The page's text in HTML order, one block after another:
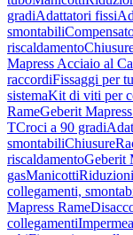
gradiAdattatori fissi
smontabili
riscaldamento
Mapress Acciaio al
raccordiFissaggi per
sistemaKit di viti per
RameGeberit
TCroci a 90 gradi
smontabiliChiusure
riscaldamentoGeberit
gasManicottiRiduzioni
collegamenti,
Mapress Rame
collegamenti